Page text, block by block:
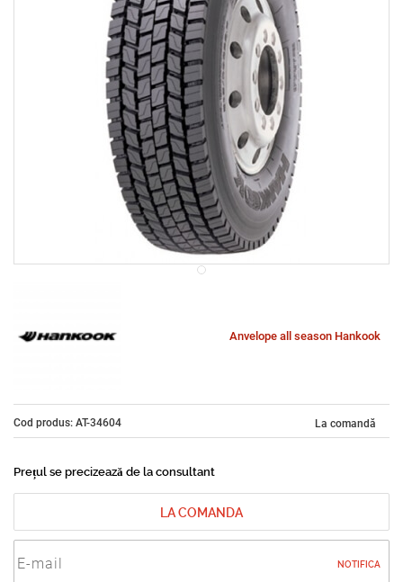
Anvelope all season Hankook
Cod produs: AT-34604 La comandă
Prețul se precizează de la consultant
LA COMANDA
NOTIFICA